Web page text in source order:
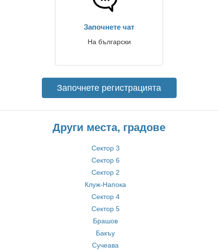
Започнете чат
На български
Започнете регистрацията
Други места, градове
Сектор 3
Сектор 6
Сектор 2
Клуж-Напока
Сектор 4
Сектор 5
Брашов
Бакъу
Сучеава